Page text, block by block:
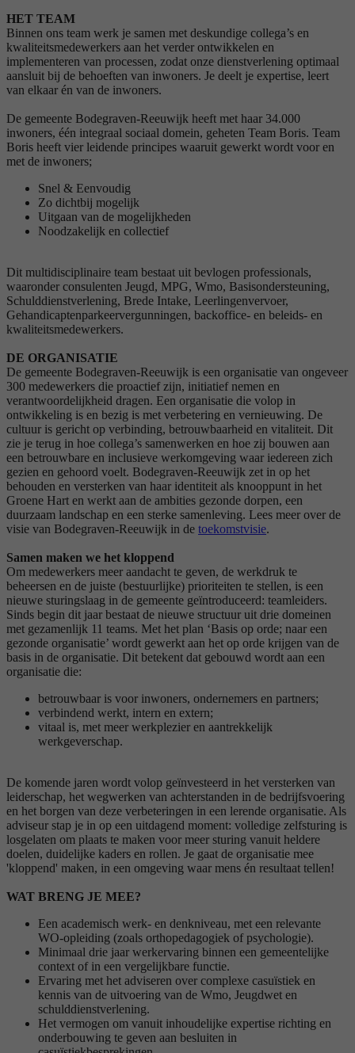
HET TEAM
Binnen ons team werk je samen met deskundige collega’s en
kwaliteitsmedewerkers aan het verder ontwikkelen en
implementeren van processen, zodat onze dienstverlening optimaal
aansluit bij de behoeften van inwoners. Je deelt je expertise, leert
van elkaar én van de inwoners.
De gemeente Bodegraven-Reeuwijk heeft met haar 34.000
inwoners, één integraal sociaal domein, geheten Team Boris. Team
Boris heeft vier leidende principes waaruit gewerkt wordt voor en
met de inwoners;
Snel & Eenvoudig
Zo dichtbij mogelijk
Uitgaan van de mogelijkheden
Noodzakelijk en collectief
Dit multidisciplinaire team bestaat uit bevlogen professionals,
waaronder consulenten Jeugd, MPG, Wmo, Basisondersteuning,
Schulddienstverlening, Brede Intake, Leerlingenvervoer,
Gehandicaptenparkeervergunningen, backoffice- en beleids- en
kwaliteitsmedewerkers.
DE ORGANISATIE
De gemeente Bodegraven-Reeuwijk is een organisatie van ongeveer
300 medewerkers die proactief zijn, initiatief nemen en
verantwoordelijkheid dragen. Een organisatie die volop in
ontwikkeling is en bezig is met verbetering en vernieuwing. De
cultuur is gericht op verbinding, betrouwbaarheid en vitaliteit. Dit
zie je terug in hoe collega’s samenwerken en hoe zij bouwen aan
een betrouwbare en inclusieve werkomgeving waar iedereen zich
gezien en gehoord voelt. Bodegraven-Reeuwijk zet in op het
behouden en versterken van haar identiteit als knooppunt in het
Groene Hart en werkt aan de ambities gezonde dorpen, een
duurzaam landschap en een sterke samenleving. Lees meer over de
visie van Bodegraven-Reeuwijk in de toekomstvisie.
Samen maken we het kloppend
Om medewerkers meer aandacht te geven, de werkdruk te
beheersen en de juiste (bestuurlijke) prioriteiten te stellen, is een
nieuwe sturingslaag in de gemeente geïntroduceerd: teamleiders.
Sinds begin dit jaar bestaat de nieuwe structuur uit drie domeinen
met gezamenlijk 11 teams. Met het plan ‘Basis op orde; naar een
gezonde organisatie’ wordt gewerkt aan het op orde krijgen van de
basis in de organisatie. Dit betekent dat gebouwd wordt aan een
organisatie die:
betrouwbaar is voor inwoners, ondernemers en partners;
verbindend werkt, intern en extern;
vitaal is, met meer werkplezier en aantrekkelijk
werkgeverschap.
De komende jaren wordt volop geïnvesteerd in het versterken van
leiderschap, het wegwerken van achterstanden in de bedrijfsvoering
en het borgen van deze verbeteringen in een lerende organisatie. Als
adviseur stap je in op een uitdagend moment: volledige zelfsturing is
losgelaten om plaats te maken voor meer sturing vanuit heldere
doelen, duidelijke kaders en rollen. Je gaat de organisatie mee
'kloppend' maken, in een omgeving waar mens én resultaat tellen!
WAT BRENG JE MEE?
Een academisch werk- en denkniveau, met een relevante
WO-opleiding (zoals orthopedagogiek of psychologie).
Minimaal drie jaar werkervaring binnen een gemeentelijke
context of in een vergelijkbare functie.
Ervaring met het adviseren over complexe casuïstiek en
kennis van de uitvoering van de Wmo, Jeugdwet en
schulddienstverlening.
Het vermogen om vanuit inhoudelijke expertise richting en
onderbouwing te geven aan besluiten in